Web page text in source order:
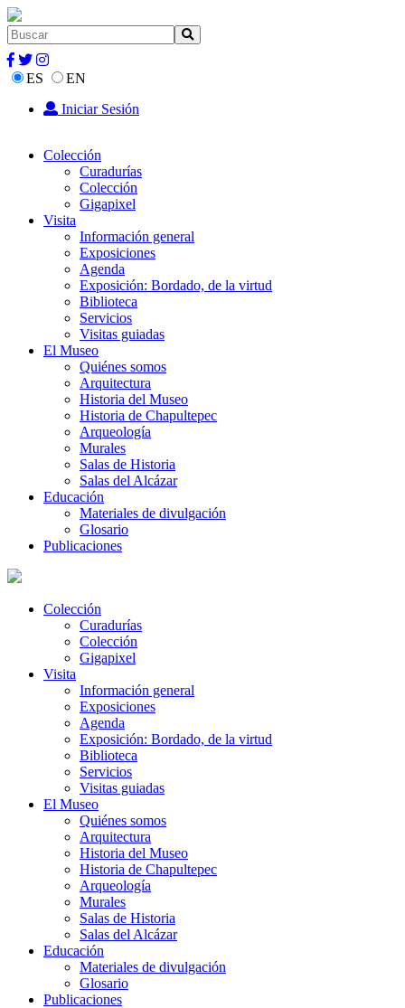
ES
EN
Iniciar Sesión
Colección
Curadurías
Colección
Gigapixel
Visita
Información general
Exposiciones
Agenda
Exposición: Bordado, de la virtud
Biblioteca
Servicios
Visitas guiadas
El Museo
Quiénes somos
Arquitectura
Historia del Museo
Historia de Chapultepec
Arqueología
Murales
Salas de Historia
Salas del Alcázar
Educación
Materiales de divulgación
Glosario
Publicaciones
Colección
Curadurías
Colección
Gigapixel
Visita
Información general
Exposiciones
Agenda
Exposición: Bordado, de la virtud
Biblioteca
Servicios
Visitas guiadas
El Museo
Quiénes somos
Arquitectura
Historia del Museo
Historia de Chapultepec
Arqueología
Murales
Salas de Historia
Salas del Alcázar
Educación
Materiales de divulgación
Glosario
Publicaciones